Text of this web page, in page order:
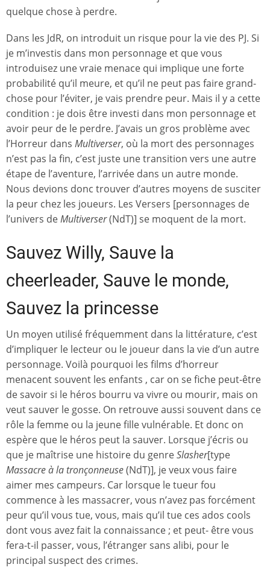
quelque chose à perdre.
Dans les JdR, on introduit un risque pour la vie des PJ. Si
je m’investis dans mon personnage et que vous
introduisez une vraie menace qui implique une forte
probabilité qu’il meure, et qu’il ne peut pas faire grand-
chose pour l’éviter, je vais prendre peur. Mais il y a cette
condition : je dois être investi dans mon personnage et
avoir peur de le perdre. J’avais un gros problème avec
l’Horreur dans Multiverser, où la mort des personnages
n’est pas la fin, c’est juste une transition vers une autre
étape de l’aventure, l’arrivée dans un autre monde.
Nous devions donc trouver d’autres moyens de susciter
la peur chez les joueurs. Les Versers [personnages de
l’univers deMultiverser(NdT)] se moquent de la mort.
Sauvez Willy, Sauve la
cheerleader, Sauve le monde,
Sauvez la princesse
Un moyen utilisé fréquemment dans la littérature, c’est
d’impliquer le lecteur ou le joueur dans la vie d’un autre
personnage. Voilà pourquoi les films d’horreur
menacent souvent les enfants , car on se fiche peut-être
de savoir si le héros bourru va vivre ou mourir, mais on
veut sauver le gosse. On retrouve aussi souvent dans ce
rôle la femme ou la jeune fille vulnérable. Et donc on
espère que le héros peut la sauver. Lorsque j’écris ou
que je maîtrise une histoire du genreSlasher[type
Massacre à la tronçonneuse(NdT)], je veux vous faire
aimer mes campeurs. Car lorsque le tueur fou
commence à les massacrer, vous n’avez pas forcément
peur qu’il vous tue, vous, mais qu’il tue ces ados cools
dont vous avez fait la connaissance ; et peut- être vous
fera-t-il passer, vous, l’étranger sans alibi, pour le
principal suspect des crimes.